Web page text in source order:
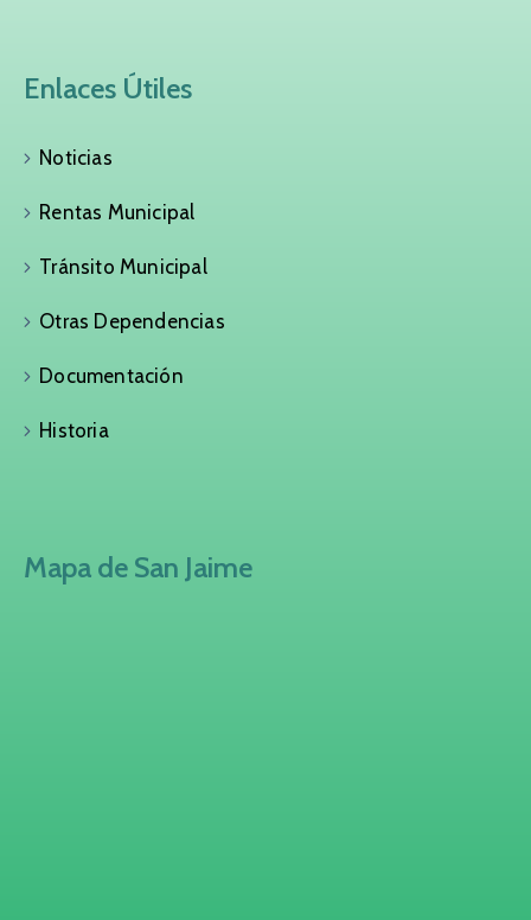
Enlaces Útiles
Noticias
Rentas Municipal
Tránsito Municipal
Otras Dependencias
Documentación
Historia
Mapa de San Jaime